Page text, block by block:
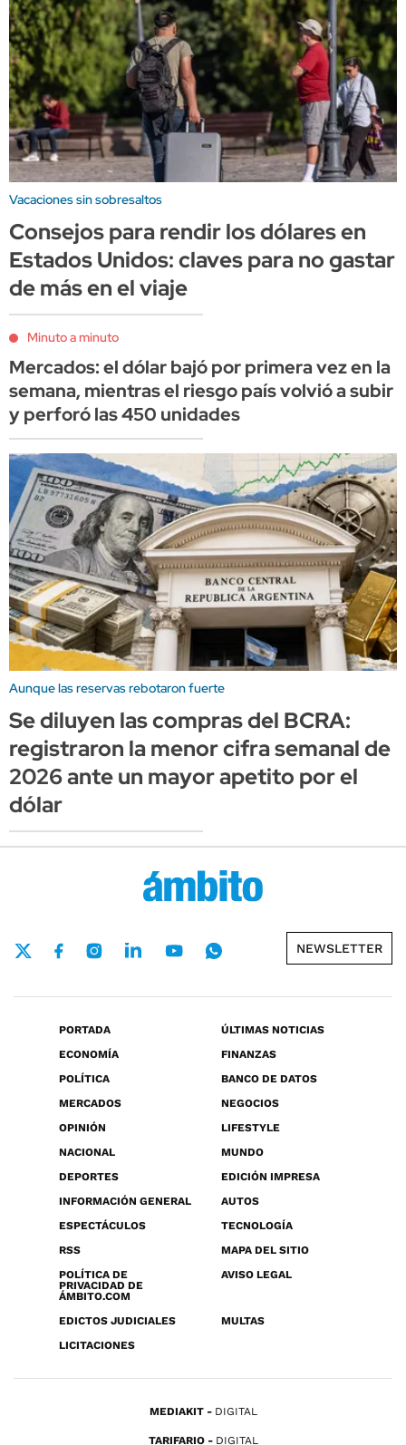
Vacaciones sin sobresaltos
Consejos para rendir los dólares en
Estados Unidos: claves para no gastar
de más en el viaje
Minuto a minuto
Mercados: el dólar bajó por primera vez en la
semana, mientras el riesgo país volvió a subir
y perforó las 450 unidades
Aunque las reservas rebotaron fuerte
Se diluyen las compras del BCRA:
registraron la menor cifra semanal de
2026 ante un mayor apetito por el
dólar
NEWSLETTER
PORTADA
ÚLTIMAS NOTICIAS
ECONOMÍA
FINANZAS
POLÍTICA
BANCO DE DATOS
MERCADOS
NEGOCIOS
OPINIÓN
LIFESTYLE
NACIONAL
MUNDO
DEPORTES
EDICIÓN IMPRESA
INFORMACIÓN GENERAL
AUTOS
ESPECTÁCULOS
TECNOLOGÍA
RSS
MAPA DEL SITIO
POLÍTICA DE
PRIVACIDAD DE
ÁMBITO.COM
AVISO LEGAL
EDICTOS JUDICIALES
MULTAS
LICITACIONES
MEDIAKIT DIGITAL
TARIFARIO DIGITAL